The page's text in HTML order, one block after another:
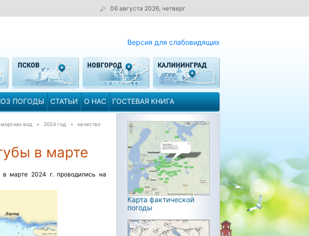
06 августа 2026, четверг
Версия для слабовидящих
ПОГОДЫ СТАТЬИ О НАС ГОСТЕВАЯ КНИГА
морских вод » 2024 год » качество
в марте
в марте 2024 г. проводились на
Карта фактической
погоды